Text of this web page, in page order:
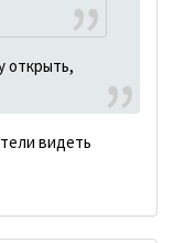
открыть,
видеть